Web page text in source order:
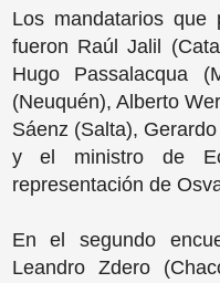
Los mandatarios que
fueron Raúl Jalil
Hugo Passalacqua
(Neuquén), Alberto
Sáenz (Salta),
y el ministro de
representación de
En el segundo
Leandro Zdero